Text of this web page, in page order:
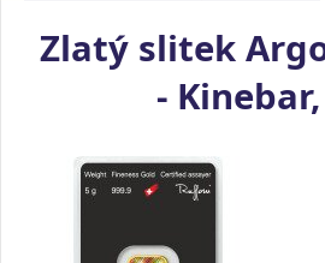
Zlatý slitek
-